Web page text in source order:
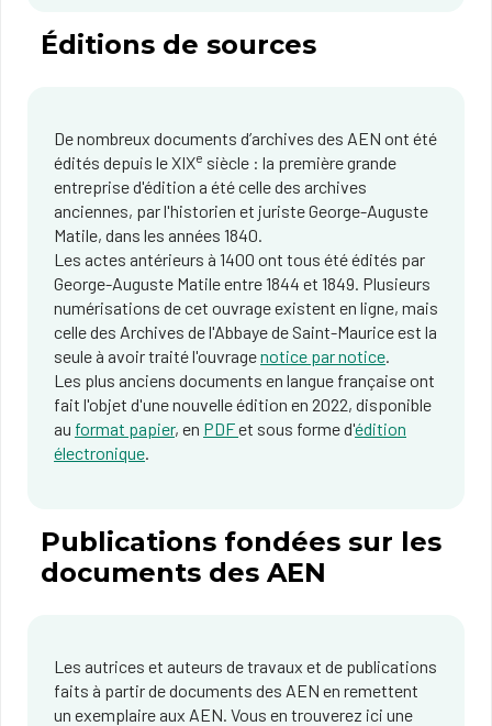
Éditions de sources
De nombreux documents d’archives des AEN ont été
édités depuis le XIXe siècle : la première grande
entreprise d'édition a été celle des archives
anciennes, par l'historien et juriste George-Auguste
Matile, dans les années 1840.
Les actes antérieurs à 1400 ont tous été édités par
George-Auguste Matile entre 1844 et 1849. Plusieurs
numérisations de cet ouvrage existent en ligne, mais
celle des Archives de l'Abbaye de Saint-Maurice est la
seule à avoir traité l'ouvragenotice par notice.
Les plus anciens documents en langue française ont
fait l'objet d'une nouvelle édition en 2022, disponible
au format papier, en PDFet sous forme d'édition
électronique.
Publications fondées sur les
documents des AEN
Les autrices et auteurs de travaux et de publications
faits à partir de documents des AEN en remettent
un exemplaire aux AEN. Vous en trouverez ici une